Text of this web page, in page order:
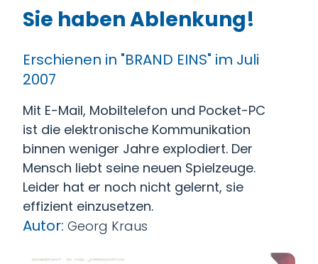
Sie haben Ablenkung!
Erschienen in "BRAND EINS" im Juli
2007
Mit E-Mail, Mobiltelefon und Pocket-PC
ist die elektronische Kommunikation
binnen weniger Jahre explodiert. Der
Mensch liebt seine neuen Spielzeuge.
Leider hat er noch nicht gelernt, sie
effizient einzusetzen.
Autor: Georg Kraus